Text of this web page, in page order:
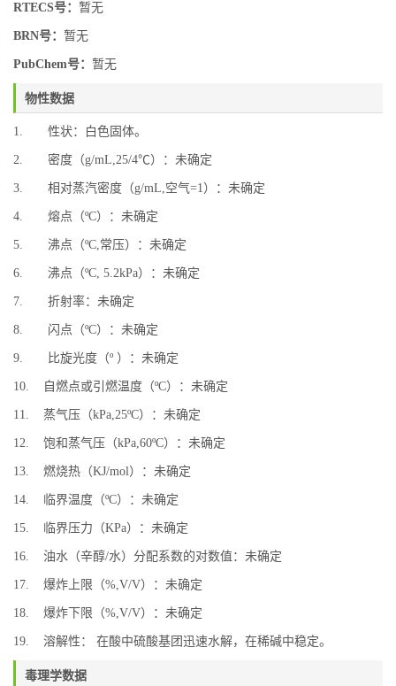
RTECS号： 暂无
BRN号： 暂无
PubChem号： 暂无
物性数据
1. 性状：白色固体。
2. 密度（g/mL,25/4℃）：未确定
3. 相对蒸汽密度（g/mL,空气=1）：未确定
4. 熔点（ºC）：未确定
5. 沸点（ºC,常压）：未确定
6. 沸点（ºC, 5.2kPa）：未确定
7. 折射率：未确定
8. 闪点（ºC）：未确定
9. 比旋光度（º ）：未确定
10. 自燃点或引燃温度（ºC）：未确定
11. 蒸气压（kPa,25ºC）：未确定
12. 饱和蒸气压（kPa,60ºC）：未确定
13. 燃烧热（KJ/mol）：未确定
14. 临界温度（ºC）：未确定
15. 临界压力（KPa）：未确定
16. 油水（辛醇/水）分配系数的对数值：未确定
17. 爆炸上限（%,V/V）：未确定
18. 爆炸下限（%,V/V）：未确定
19. 溶解性： 在酸中硫酸基团迅速水解，在稀碱中稳定。
毒理学数据